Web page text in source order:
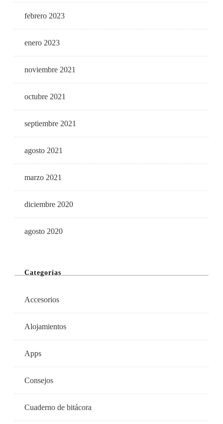
febrero 2023
enero 2023
noviembre 2021
octubre 2021
septiembre 2021
agosto 2021
marzo 2021
diciembre 2020
agosto 2020
Categorías
Accesorios
Alojamientos
Apps
Consejos
Cuaderno de bitácora